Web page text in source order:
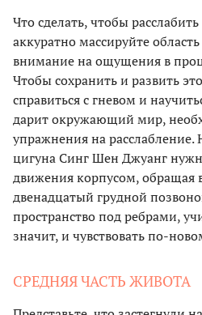
Что сделать, чтобы
аккуратно массируйте
внимание на ощущения в
Чтобы сохранить и развить
справиться с гневом и
дарит окружающий мир,
упражнения на
цигуна Синг Шен Джуанг
движения корпусом, обращая
двенадцатый грудной
пространство под ребрами,
значит, и чувствовать по-
СРЕДНЯЯ ЧАСТЬ ЖИВОТА